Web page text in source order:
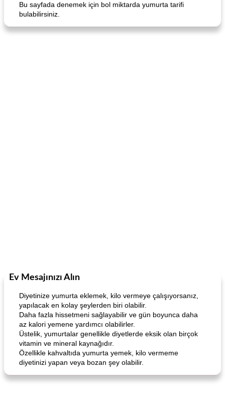
Angela's Awesome Enchiladas Pop's Roast Turkey Sandwich
Bu sayfada denemek için bol miktarda yumurta tarifi
bulabilirsiniz.
Ev Mesajınızı Alın
Diyetinize yumurta eklemek, kilo vermeye çalışıyorsanız,
yapılacak en kolay şeylerden biri olabilir.
Daha fazla hissetmeni sağlayabilir ve gün boyunca daha
az kalori yemene yardımcı olabilirler.
Üstelik, yumurtalar genellikle diyetlerde eksik olan birçok
vitamin ve mineral kaynağıdır.
Özellikle kahvaltıda yumurta yemek, kilo vermeme
diyetinizi yapan veya bozan şey olabilir.